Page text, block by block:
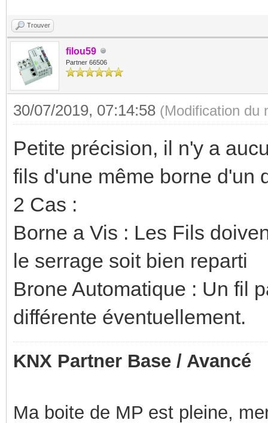
Trouver
filou59
Partner 66506
30/07/2019, 07:14:58 (Modification du
Petite précision, il n'y a
fils d'une même borne d'un
2 Cas :
Borne a Vis : Les Fils
le serrage soit bien reparti
Brone Automatique : Un fil
différente éventuellement.
KNX Partner Base / Avancé
Ma boite de MP est pleine,